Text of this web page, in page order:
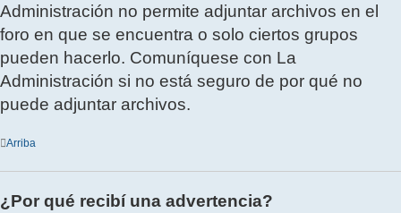
Administración no permite adjuntar archivos en el
foro en que se encuentra o solo ciertos grupos
pueden hacerlo. Comuníquese con La
Administración si no está seguro de por qué no
puede adjuntar archivos.
Arriba
¿Por qué recibí una advertencia?